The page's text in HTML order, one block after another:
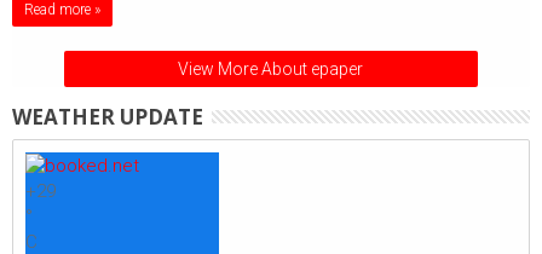
Read more »
View More About epaper
WEATHER UPDATE
+29
°
C